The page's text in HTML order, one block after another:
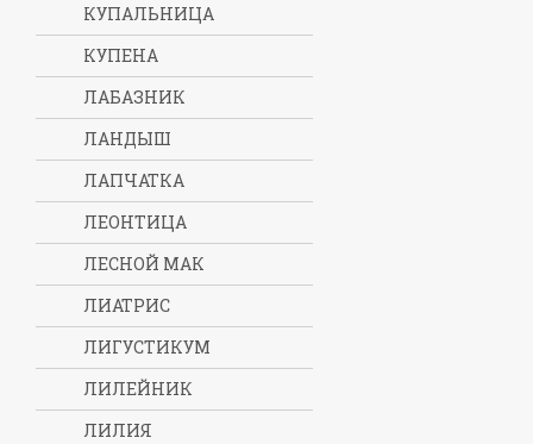
КУПАЛЬНИЦА
КУПЕНА
ЛАБАЗНИК
ЛАНДЫШ
ЛАПЧАТКА
ЛЕОНТИЦА
ЛЕСНОЙ МАК
ЛИАТРИС
ЛИГУСТИКУМ
ЛИЛЕЙНИК
ЛИЛИЯ